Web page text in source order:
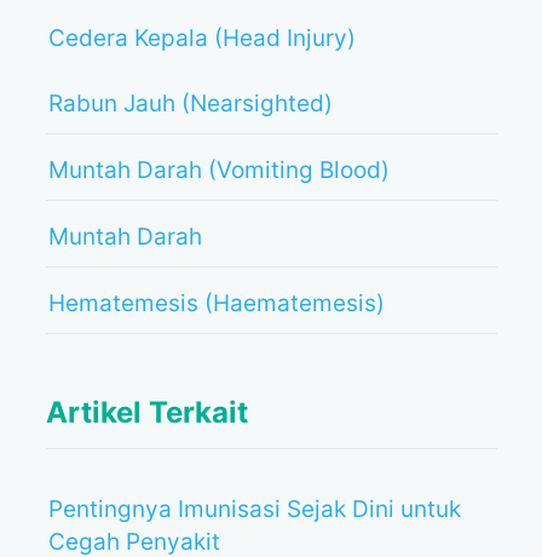
Cedera Kepala (Head Injury)
Rabun Jauh (Nearsighted)
Muntah Darah (Vomiting Blood)
Muntah Darah
Hematemesis (Haematemesis)
Artikel Terkait
Pentingnya Imunisasi Sejak Dini untuk
Cegah Penyakit